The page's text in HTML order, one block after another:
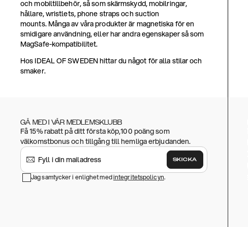
och mobiltillbehör, så som skärmskydd, mobilringar,
hållare, wristlets, phone straps och suction
mounts. Många av våra produkter är magnetiska för en
smidigare användning, eller har andra egenskaper så som
MagSafe-kompatibilitet.
Hos IDEAL OF SWEDEN hittar du något för alla stilar och
smaker.
GÅ MED I VÅR MEDLEMSKLUBB
Få 15% rabatt på ditt första köp,100 poäng som
välkomstbonus och tillgång till hemliga erbjudanden.
SKICKA
Jag samtycker i enlighet medintegritetspolicyn.